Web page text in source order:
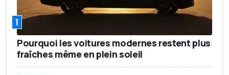
1
Pourquoi les voitures modernes restent plus
fraîches même en plein soleil